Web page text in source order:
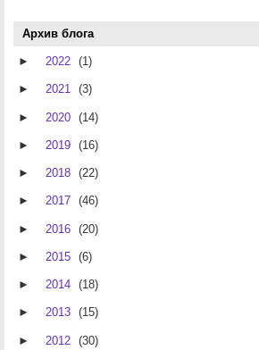
Архив блога
► 2022 (1)
► 2021 (3)
► 2020 (14)
► 2019 (16)
► 2018 (22)
► 2017 (46)
► 2016 (20)
► 2015 (6)
► 2014 (18)
► 2013 (15)
► 2012 (30)